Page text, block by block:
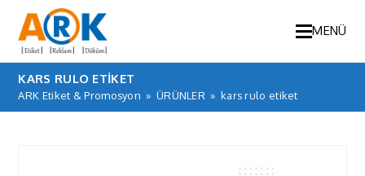
MENÜ
KARS RULO ETIKET
ARK Etiket & Promosyon » ÜRÜNLER » kars rulo etiket